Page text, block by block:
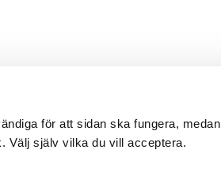
för att sidan ska fungera, medan
Välj själv vilka du vill acceptera.